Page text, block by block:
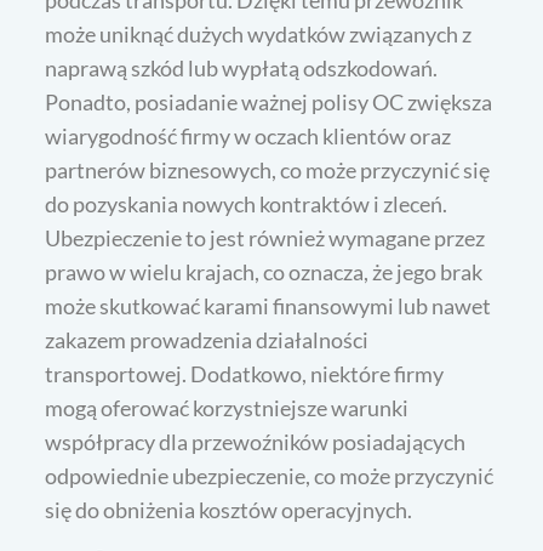
może uniknąć dużych wydatków związanych z
naprawą szkód lub wypłatą odszkodowań.
Ponadto, posiadanie ważnej polisy OC zwiększa
wiarygodność firmy w oczach klientów oraz
partnerów biznesowych, co może przyczynić się
do pozyskania nowych kontraktów i zleceń.
Ubezpieczenie to jest również wymagane przez
prawo w wielu krajach, co oznacza, że jego brak
może skutkować karami finansowymi lub nawet
zakazem prowadzenia działalności
transportowej. Dodatkowo, niektóre firmy
mogą oferować korzystniejsze warunki
współpracy dla przewoźników posiadających
odpowiednie ubezpieczenie, co może przyczynić
się do obniżenia kosztów operacyjnych.